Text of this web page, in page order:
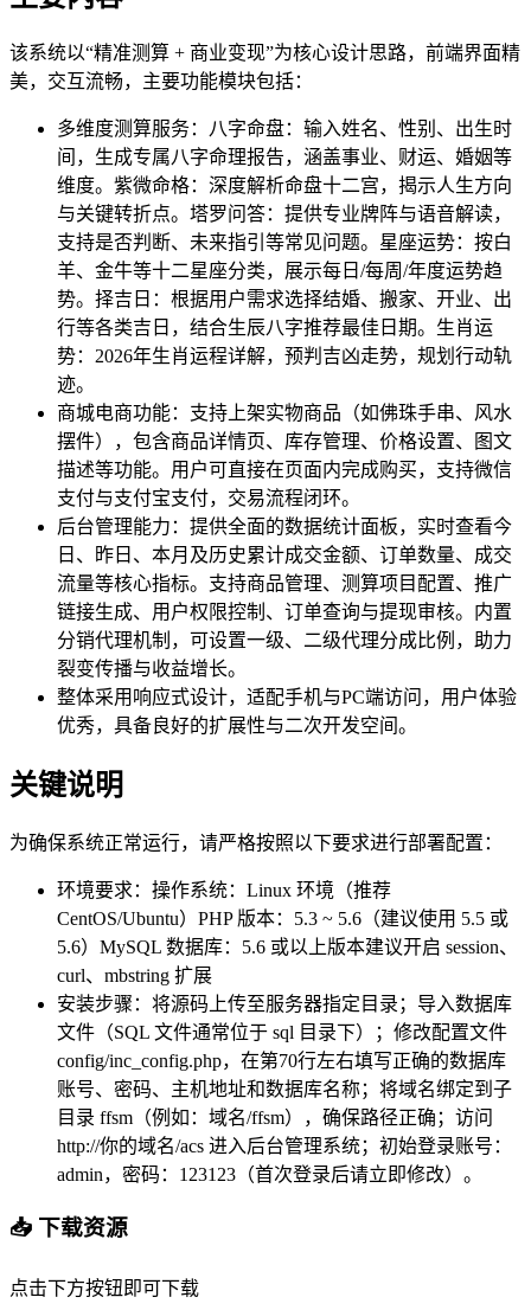
该系统以“精准测算 + 商业变现”为核心设计思路，前端界面精
美，交互流畅，主要功能模块包括：
多维度测算服务：八字命盘：输入姓名、性别、出生时
间，生成专属八字命理报告，涵盖事业、财运、婚姻等
维度。紫微命格：深度解析命盘十二宫，揭示人生方向
与关键转折点。塔罗问答：提供专业牌阵与语音解读，
支持是否判断、未来指引等常见问题。星座运势：按白
羊、金牛等十二星座分类，展示每日/每周/年度运势趋
势。择吉日：根据用户需求选择结婚、搬家、开业、出
行等各类吉日，结合生辰八字推荐最佳日期。生肖运
势：2026年生肖运程详解，预判吉凶走势，规划行动轨
迹。
商城电商功能：支持上架实物商品（如佛珠手串、风水
摆件），包含商品详情页、库存管理、价格设置、图文
描述等功能。用户可直接在页面内完成购买，支持微信
支付与支付宝支付，交易流程闭环。
后台管理能力：提供全面的数据统计面板，实时查看今
日、昨日、本月及历史累计成交金额、订单数量、成交
流量等核心指标。支持商品管理、测算项目配置、推广
链接生成、用户权限控制、订单查询与提现审核。内置
分销代理机制，可设置一级、二级代理分成比例，助力
裂变传播与收益增长。
整体采用响应式设计，适配手机与PC端访问，用户体验
优秀，具备良好的扩展性与二次开发空间。
关键说明
为确保系统正常运行，请严格按照以下要求进行部署配置：
环境要求：操作系统：Linux 环境（推荐
CentOS/Ubuntu）PHP 版本：5.3 ~ 5.6（建议使用 5.5 或
5.6）MySQL 数据库：5.6 或以上版本建议开启 session、
curl、mbstring 扩展
安装步骤：将源码上传至服务器指定目录；导入数据库
文件（SQL 文件通常位于 sql 目录下）；修改配置文件
config/inc_config.php，在第70行左右填写正确的数据库
账号、密码、主机地址和数据库名称；将域名绑定到子
目录 ffsm（例如：域名/ffsm），确保路径正确；访问
http://你的域名/acs 进入后台管理系统；初始登录账号：
admin，密码：123123（首次登录后请立即修改）。
📥 下载资源
点击下方按钮即可下载